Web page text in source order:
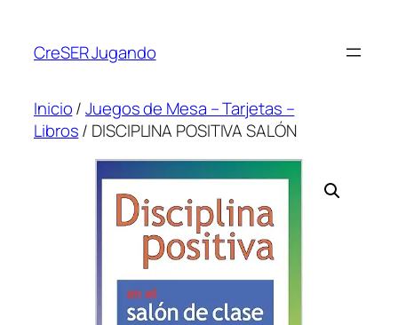
CreSER Jugando
Inicio/Juegos de Mesa – Tarjetas –
Libros/ DISCIPLINA POSITIVA SALÓN